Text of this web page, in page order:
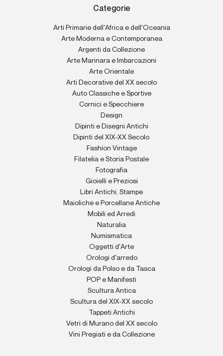
Categorie
Arti Primarie dell'Africa e dell'Oceania
Arte Moderna e Contemporanea
Argenti da Collezione
Arte Marinara e Imbarcazioni
Arte Orientale
Arti Decorative del XX secolo
Auto Classiche e Sportive
Cornici e Specchiere
Design
Dipinti e Disegni Antichi
Dipinti del XIX-XX Secolo
Fashion Vintage
Filatelia e Storia Postale
Fotografia
Gioielli e Preziosi
Libri Antichi, Stampe
Maioliche e Porcellane Antiche
Mobili ed Arredi
Naturalia
Numismatica
Oggetti d'Arte
Orologi d'arredo
Orologi da Polso e da Tasca
POP e Manifesti
Scultura Antica
Scultura del XIX-XX secolo
Tappeti Antichi
Vetri di Murano del XX secolo
Vini Pregiati e da Collezione